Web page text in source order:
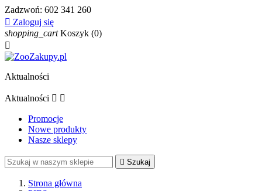
Zadzwoń: 602 341 260
 Zaloguj się
shopping_cart Koszyk (0)

Aktualności
Aktualności  
Promocje
Nowe produkty
Nasze sklepy
 Szukaj
Strona główna